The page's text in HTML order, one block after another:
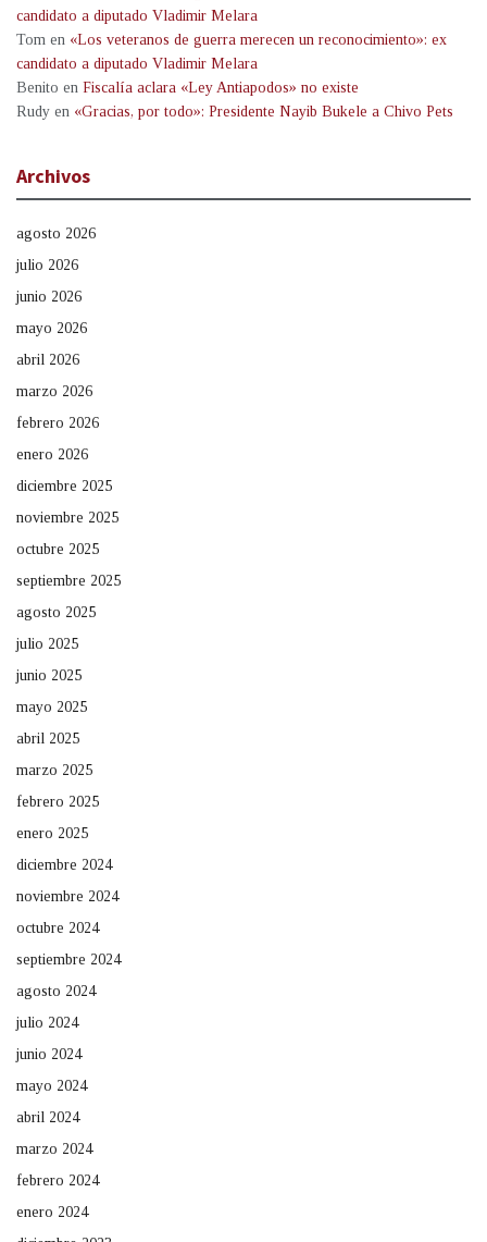
candidato a diputado Vladimir Melara
Tom en «Los veteranos de guerra merecen un reconocimiento»: ex
candidato a diputado Vladimir Melara
Benito en Fiscalía aclara «Ley Antiapodos» no existe
Rudy en «Gracias, por todo»: Presidente Nayib Bukele a Chivo Pets
Archivos
agosto 2026
julio 2026
junio 2026
mayo 2026
abril 2026
marzo 2026
febrero 2026
enero 2026
diciembre 2025
noviembre 2025
octubre 2025
septiembre 2025
agosto 2025
julio 2025
junio 2025
mayo 2025
abril 2025
marzo 2025
febrero 2025
enero 2025
diciembre 2024
noviembre 2024
octubre 2024
septiembre 2024
agosto 2024
julio 2024
junio 2024
mayo 2024
abril 2024
marzo 2024
febrero 2024
enero 2024